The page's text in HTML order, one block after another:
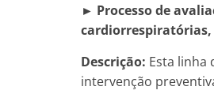
► Processo de
cardiorrespiratórias,
Descrição: Esta linha
intervenção